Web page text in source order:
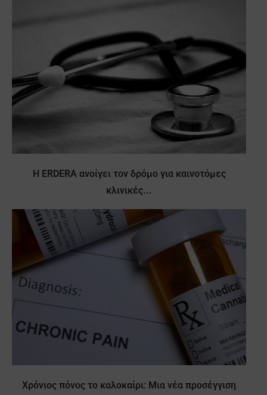
Η ERDERA ανοίγει τον δρόμο για καινοτόμες
κλινικές...
Χρόνιος πόνος το καλοκαίρι: Μια νέα προσέγγιση